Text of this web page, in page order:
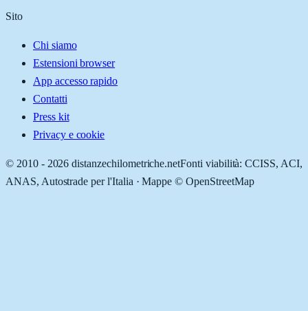
Sito
Chi siamo
Estensioni browser
App accesso rapido
Contatti
Press kit
Privacy e cookie
© 2010 - 2026 distanzechilometriche.netFonti viabilità: CCISS, ACI,
ANAS, Autostrade per l'Italia · Mappe © OpenStreetMap